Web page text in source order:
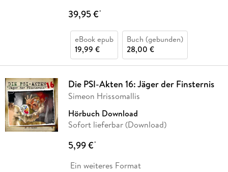
39,95 €*
eBook epub
19,99 €
Buch (gebunden)
28,00 €
Die PSI-Akten 16: Jäger der Finsternis
Simeon Hrissomallis
Hörbuch Download
Sofort lieferbar (Download)
5,99 €*
Ein weiteres Format